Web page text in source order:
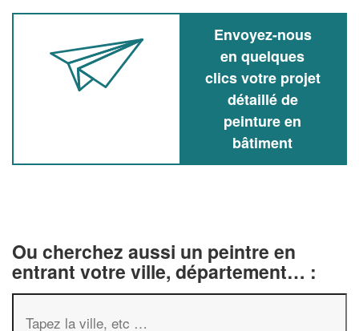
Envoyez-nous
en quelques
clics votre projet
détaillé de
peinture en
bâtiment
Ou cherchez aussi un peintre en
entrant votre ville, département… :